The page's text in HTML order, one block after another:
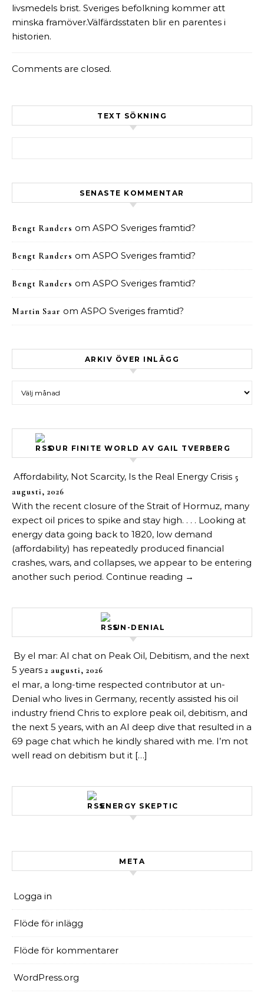
livsmedels brist. Sveriges befolkning kommer att
minska framöver.Välfärdsstaten blir en parentes i
historien.
Comments are closed.
TEXT SÖKNING
SENASTE KOMMENTAR
Bengt Randers om ASPO Sveriges framtid?
Bengt Randers om ASPO Sveriges framtid?
Bengt Randers om ASPO Sveriges framtid?
Martin Saar om ASPO Sveriges framtid?
ARKIV ÖVER INLÄGG
OUR FINITE WORLD AV GAIL TVERBERG
Affordability, Not Scarcity, Is the Real Energy Crisis 5
augusti, 2026
With the recent closure of the Strait of Hormuz, many
expect oil prices to spike and stay high. . . . Looking at
energy data going back to 1820, low demand
(affordability) has repeatedly produced financial
crashes, wars, and collapses, we appear to be entering
another such period. Continue reading →
UN-DENIAL
By el mar: AI chat on Peak Oil, Debitism, and the next
5 years 2 augusti, 2026
el mar, a long-time respected contributor at un-
Denial who lives in Germany, recently assisted his oil
industry friend Chris to explore peak oil, debitism, and
the next 5 years, with an AI deep dive that resulted in a
69 page chat which he kindly shared with me. I’m not
well read on debitism but it […]
ENERGY SKEPTIC
META
Logga in
Flöde för inlägg
Flöde för kommentarer
WordPress.org